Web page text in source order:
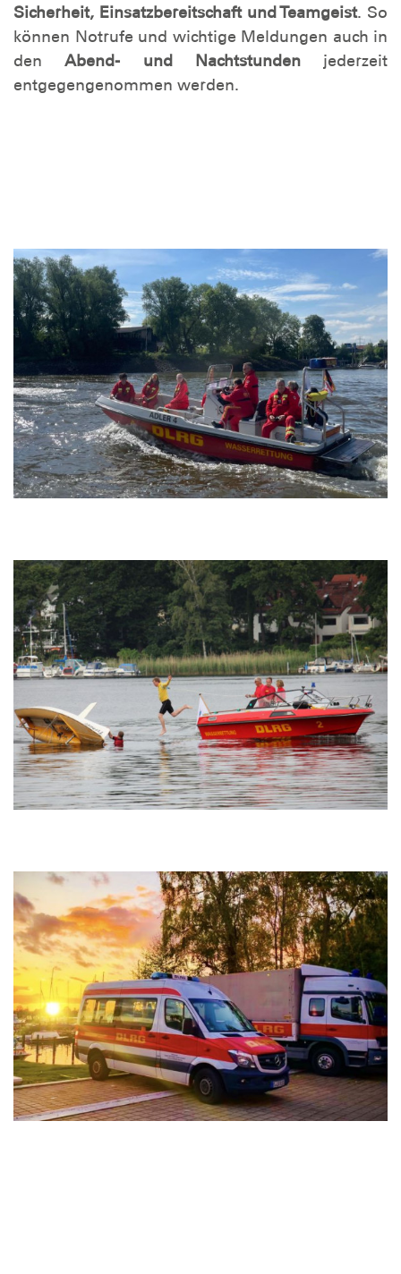
Sicherheit, Einsatzbereitschaft und Teamgeist. So
können Notrufe und wichtige Meldungen auch in
denAbend- und Nachtstundenjederzeit
entgegengenommen werden.